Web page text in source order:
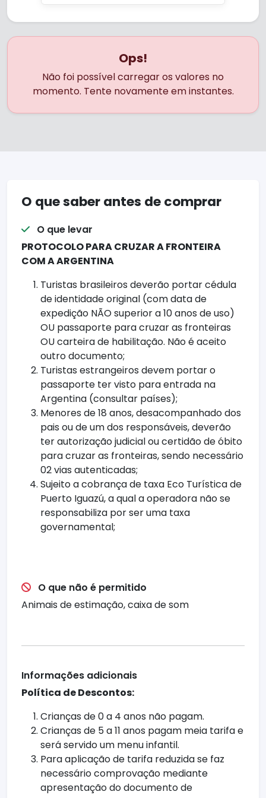
Ops!
Não foi possível carregar os valores no
momento. Tente novamente em instantes.
O que saber antes de comprar
O que levar
PROTOCOLO PARA CRUZAR A FRONTEIRA
COM A ARGENTINA
Turistas brasileiros deverão portar cédula
de identidade original (com data de
expedição NÃO superior a 10 anos de uso)
OU passaporte para cruzar as fronteiras
OU carteira de habilitação. Não é aceito
outro documento;
Turistas estrangeiros devem portar o
passaporte ter visto para entrada na
Argentina (consultar países);
Menores de 18 anos, desacompanhado dos
pais ou de um dos responsáveis, deverão
ter autorização judicial ou certidão de óbito
para cruzar as fronteiras, sendo necessário
02 vias autenticadas;
Sujeito a cobrança de taxa Eco Turística de
Puerto Iguazú, a qual a operadora não se
responsabiliza por ser uma taxa
governamental;
O que não é permitido
Animais de estimação, caixa de som
Informações adicionais
Política de Descontos:
Crianças de 0 a 4 anos não pagam.
Crianças de 5 a 11 anos pagam meia tarifa e
será servido um menu infantil.
Para aplicação de tarifa reduzida se faz
necessário comprovação mediante
apresentação do documento de